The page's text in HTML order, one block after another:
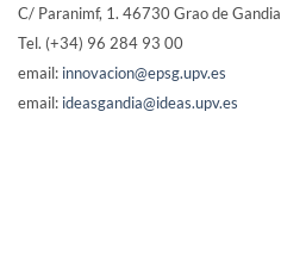
C/ Paranimf, 1. 46730 Grao de Gandia
Tel. (+34) 96 284 93 00
email: innovacion@epsg.upv.es
email: ideasgandia@ideas.upv.es